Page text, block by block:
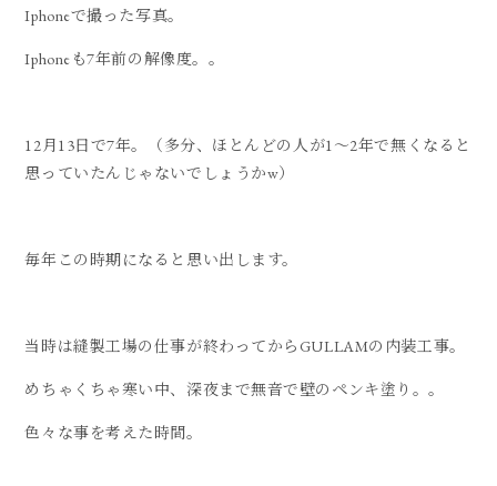
Iphoneで撮った写真。
Iphoneも7年前の解像度。。
12月13日で7年。（多分、ほとんどの人が1〜2年で無くなると
思っていたんじゃないでしょうかw）
毎年この時期になると思い出します。
当時は縫製工場の仕事が終わってからGULLAMの内装工事。
めちゃくちゃ寒い中、深夜まで無音で壁のペンキ塗り。。
色々な事を考えた時間。